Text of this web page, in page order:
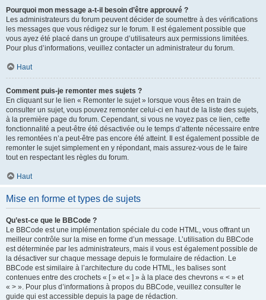
Pourquoi mon message a-t-il besoin d’être approuvé ?
Les administrateurs du forum peuvent décider de soumettre à des vérifications
les messages que vous rédigez sur le forum. Il est également possible que
vous ayez été placé dans un groupe d’utilisateurs aux permissions limitées.
Pour plus d’informations, veuillez contacter un administrateur du forum.
Haut
Comment puis-je remonter mes sujets ?
En cliquant sur le lien « Remonter le sujet » lorsque vous êtes en train de
consulter un sujet, vous pouvez remonter celui-ci en haut de la liste des sujets,
à la première page du forum. Cependant, si vous ne voyez pas ce lien, cette
fonctionnalité a peut-être été désactivée ou le temps d’attente nécessaire entre
les remontées n’a peut-être pas encore été atteint. Il est également possible de
remonter le sujet simplement en y répondant, mais assurez-vous de le faire
tout en respectant les règles du forum.
Haut
Mise en forme et types de sujets
Qu’est-ce que le BBCode ?
Le BBCode est une implémentation spéciale du code HTML, vous offrant un
meilleur contrôle sur la mise en forme d’un message. L’utilisation du BBCode
est déterminée par les administrateurs, mais il vous est également possible de
la désactiver sur chaque message depuis le formulaire de rédaction. Le
BBCode est similaire à l’architecture du code HTML, les balises sont
contenues entre des crochets « [ » et « ] » à la place des chevrons « < » et
« > ». Pour plus d’informations à propos du BBCode, veuillez consulter le
guide qui est accessible depuis la page de rédaction.